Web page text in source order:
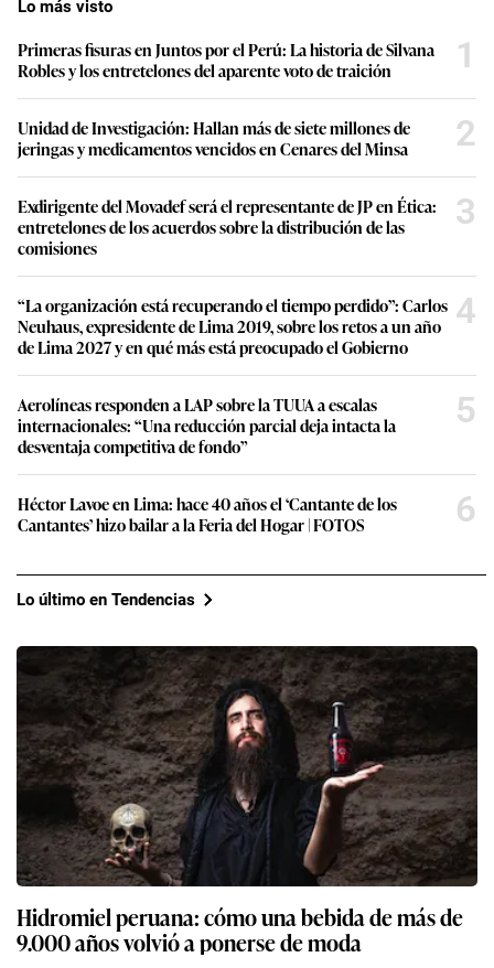
Lo más visto
Primeras fisuras en Juntos por el Perú: La historia de Silvana
Robles y los entretelones del aparente voto de traición
1
Unidad de Investigación: Hallan más de siete millones de
jeringas y medicamentos vencidos en Cenares del Minsa
2
Exdirigente del Movadef será el representante de JP en Ética:
entretelones de los acuerdos sobre la distribución de las
comisiones
3
“La organización está recuperando el tiempo perdido”: Carlos
Neuhaus, expresidente de Lima 2019, sobre los retos a un año
de Lima 2027 y en qué más está preocupado el Gobierno
4
Aerolíneas responden a LAP sobre la TUUA a escalas
internacionales: “Una reducción parcial deja intacta la
desventaja competitiva de fondo”
5
Héctor Lavoe en Lima: hace 40 años el ‘Cantante de los
Cantantes’ hizo bailar a la Feria del Hogar | FOTOS
6
Lo último en Tendencias
Hidromiel peruana: cómo una bebida de más de
9.000 años volvió a ponerse de moda